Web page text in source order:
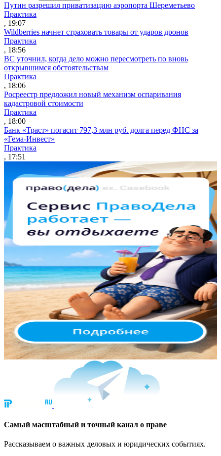
Путин разрешил приватизацию аэропорта Шереметьево
Практика
, 19:07
Wildberries начнет страховать товары от ударов дронов
Практика
, 18:56
ВС уточнил, когда дело можно пересмотреть по вновь
открывшимся обстоятельствам
Практика
, 18:06
Росреестр предложил новый механизм оспаривания
кадастровой стоимости
Практика
, 18:00
Банк «Траст» погасит 797,3 млн руб. долга перед ФНС за
«Гема-Инвест»
Практика
, 17:51
Cамый масштабный и точный канал о праве
Рассказываем о важных деловых и юридических событиях.